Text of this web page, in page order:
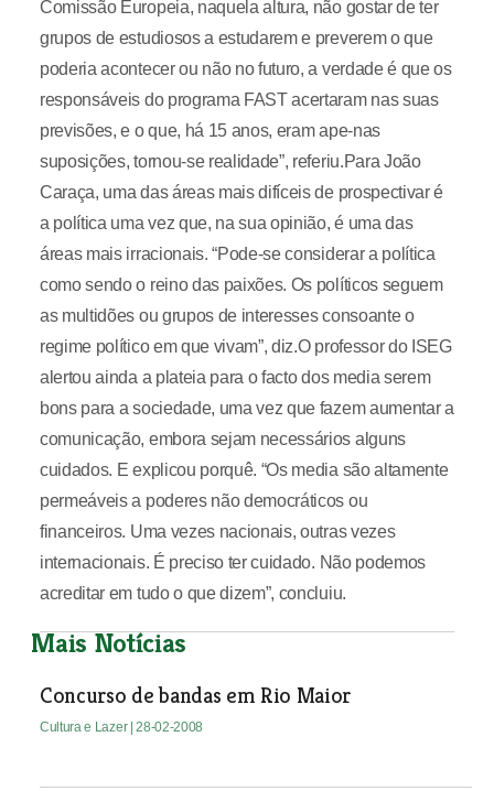
Comissão Europeia, naquela altura, não gostar de ter
grupos de estudiosos a estudarem e preverem o que
poderia acontecer ou não no futuro, a verdade é que os
responsáveis do programa FAST acertaram nas suas
previsões, e o que, há 15 anos, eram ape-nas
suposições, tornou-se realidade”, referiu.Para João
Caraça, uma das áreas mais difíceis de prospectivar é
a política uma vez que, na sua opinião, é uma das
áreas mais irracionais. “Pode-se considerar a política
como sendo o reino das paixões. Os políticos seguem
as multidões ou grupos de interesses consoante o
regime político em que vivam”, diz.O professor do ISEG
alertou ainda a plateia para o facto dos media serem
bons para a sociedade, uma vez que fazem aumentar a
comunicação, embora sejam necessários alguns
cuidados. E explicou porquê. “Os media são altamente
permeáveis a poderes não democráticos ou
financeiros. Uma vezes nacionais, outras vezes
internacionais. É preciso ter cuidado. Não podemos
acreditar em tudo o que dizem”, concluiu.
Mais Notícias
Concurso de bandas em Rio Maior
Cultura e Lazer | 28-02-2008